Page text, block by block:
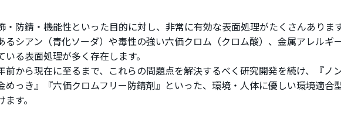
・防錆・機能性といった目的に対し、非常に有効な表面処理がたくさんあります
るシアン（青化ソーダ）や毒性の強い六価クロム（クロム酸）、金属アレルギ
る表面処理が多く存在します。
前から現在に至るまで、これらの問題点を解決するべく研究開発を続け、『ノ
めっき』『六価クロムフリー防錆剤』といった、環境・人体に優しい環境適合
す。